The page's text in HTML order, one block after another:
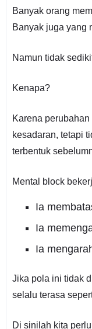
Banyak orang
Banyak juga yang
Namun tidak
Kenapa?
Karena
kesadaran, tetapi
terbentuk
Mental block
Ia
Ia
Ia
Jika pola ini tidak
selalu terasa
Di sinilah kita